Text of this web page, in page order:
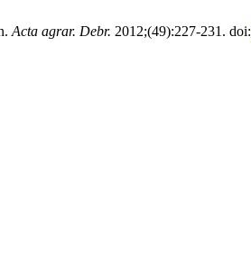
Acta agrar. Debr. 2012;(49):227-231. doi: